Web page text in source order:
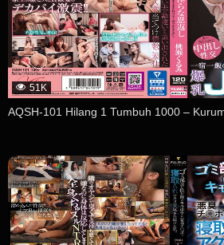
51K
AQSH-101 Hilang 1 Tumbuh 1000 –